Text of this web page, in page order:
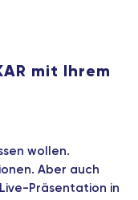
mit Ihrem
wollen.
Aber auch
Präsentation in